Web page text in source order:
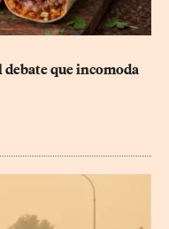
que incomoda